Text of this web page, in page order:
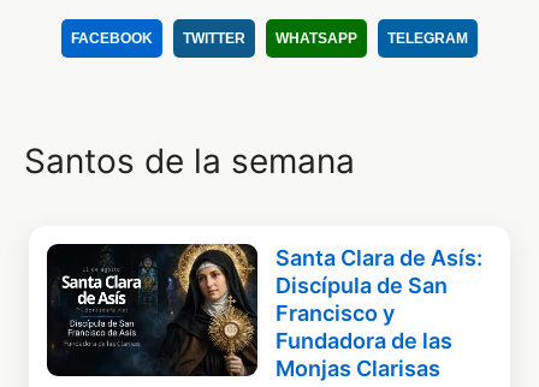
FACEBOOK TWITTER WHATSAPP TELEGRAM
Santos de la semana
Santa Clara de Asís:
Discípula de San
Francisco y
Fundadora de las
Monjas Clarisas